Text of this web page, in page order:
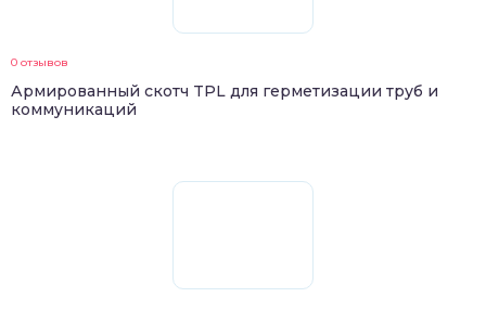
0 отзывов
Армированный скотч TPL для герметизации труб и
коммуникаций